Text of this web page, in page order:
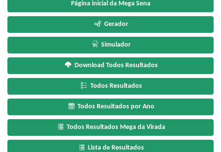
Página inicial da Mega Sena
Gerador
Simulador
Download Todos Resultados
Todos Resultados
Todos Resultados por Ano
Todos Resultados Mega da Virada
Lista de Resultados